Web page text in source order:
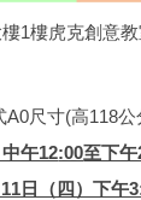
1樓虎克創意
尺寸(高118
午12:00至下午
日（四）下午